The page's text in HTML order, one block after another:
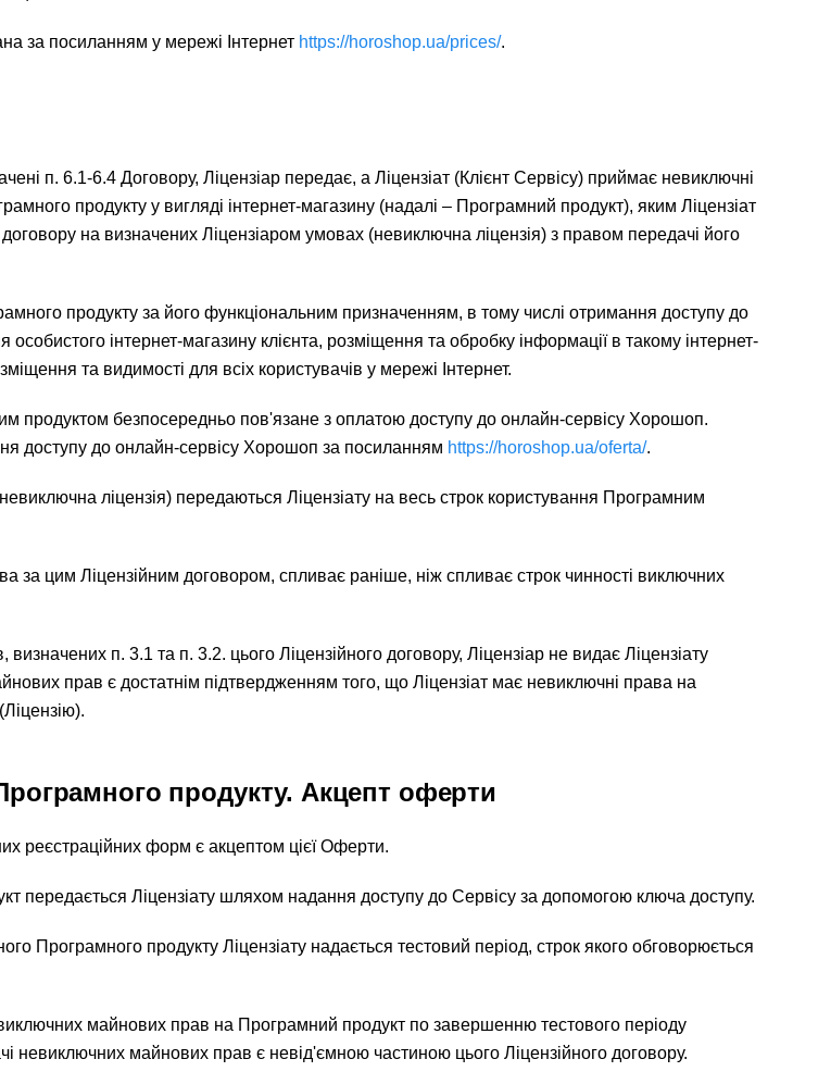
за посиланням у мережі Інтернет https://horoshop.ua/prices/.
п. 6.1-6.4 Договору, Ліцензіар передає, а Ліцензіат (Клієнт Сервісу) приймає невиключні
продукту у вигляді інтернет-магазину (надалі – Програмний продукт), яким Ліцензіат
договору на визначених Ліцензіаром умовах (невиключна ліцензія) з правом передачі його
продукту за його функціональним призначенням, в тому числі отримання доступу до
особистого інтернет-магазину клієнта, розміщення та обробку інформації в такому інтернет-
та видимості для всіх користувачів у мережі Інтернет.
безпосередньо пов'язане з оплатою доступу до онлайн-сервісу Хорошоп.
доступу до онлайн-сервісу Хорошоп за посиланням https://horoshop.ua/oferta/.
ліцензія) передаються Ліцензіату на весь строк користування Програмним
за цим Ліцензійним договором, спливає раніше, ніж спливає строк чинності виключних
п. 3.1 та п. 3.2. цього Ліцензійного договору, Ліцензіар не видає Ліцензіату
прав є достатнім підтвердженням того, що Ліцензіат має невиключні права на
продукту. Акцепт оферти
реєстраційних форм є акцептом цієї Оферти.
передається Ліцензіату шляхом надання доступу до Сервісу за допомогою ключа доступу.
Програмного продукту Ліцензіату надається тестовий період, строк якого обговорюється
майнових прав на Програмний продукт по завершенню тестового періоду
невиключних майнових прав є невід'ємною частиною цього Ліцензійного договору.